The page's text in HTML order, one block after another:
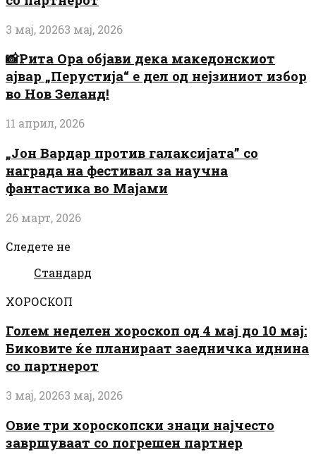
3 мај, 20263 мај, 2026
📸Рита Ора објави дека македонскиот
ајвар „Перустија“ е дел од нејзиниот избор
во Нов Зеланд!
11 април, 2026
„Јон Вардар против галаксијата” со
награда на фестивал за научна
фантастика во Мајами
26 март, 2026
Следете не
Стандард
ХОРОСКОП
Голем неделен хороскоп од 4 мај до 10 мај:
Биковите ќе планираат заедничка иднина
со партнерот
3 мај, 20263 мај, 2026
Овие три хороскопски знаци најчесто
завршуваат со погрешен партнер